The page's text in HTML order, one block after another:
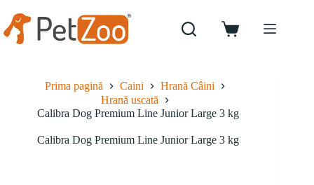
conținut
Coș
Prima pagină Caini
Hrană Câini
Hrană uscată
Calibra Dog Premium Line Junior Large 3 kg
Calibra Dog Premium Line Junior Large 3 kg